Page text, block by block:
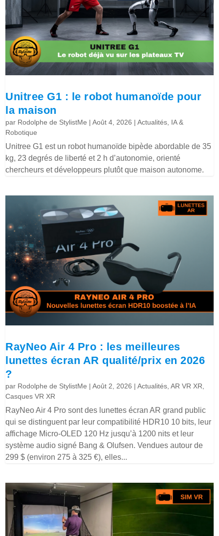
Unitree G1 : le robot humanoïde pour
la maison
par Rodolphe de StylistMe |Août 4, 2026 |Actualités IA &
Robotique
Unitree G1 est un robot humanoïde bipède abordable de 35
kg, 23 degrés de liberté et 2 h d’autonomie, orienté
chercheurs et développeurs plutôt que maison autonome.
RayNeo Air 4 Pro : les meilleures
lunettes écran AR qualité/prix en 2026
?
par Rodolphe de StylistMe |Août 2, 2026 |Actualités ,AR VR XR
Casques VR XR
RayNeo Air 4 Pro sont des lunettes écran AR grand public
qui se distinguent par leur compatibilité HDR10 10 bits, leur
affichage Micro-OLED 120 Hz jusqu’à 1200 nits et leur
système audio signé Bang & Olufsen. Vendues autour de
299 $ (environ 275 à 325 €), elles...